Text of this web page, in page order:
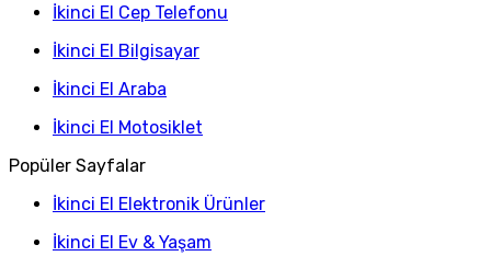
İkinci El Cep Telefonu
İkinci El Bilgisayar
İkinci El Araba
İkinci El Motosiklet
Popüler Sayfalar
İkinci El Elektronik Ürünler
İkinci El Ev & Yaşam